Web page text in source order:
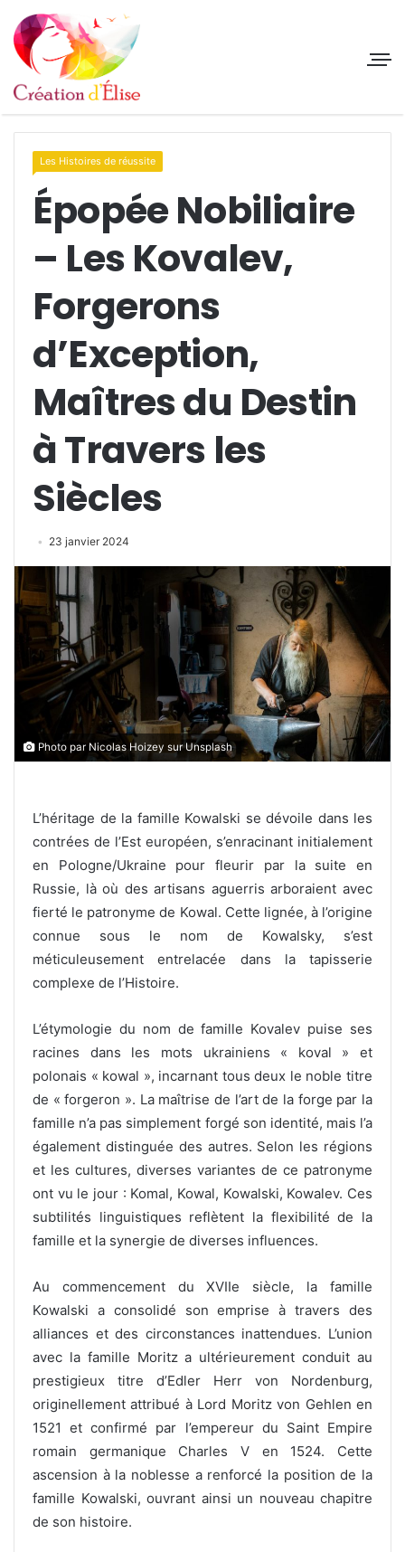
Les Histoires de réussite
Épopée Nobiliaire
– Les Kovalev,
Forgerons
d’Exception,
Maîtres du Destin
à Travers les
Siècles
23 janvier 2024
Photo par Nicolas Hoizey sur Unsplash
L’héritage de la famille Kowalski se dévoile dans les
contrées de l’Est européen, s’enracinant initialement
en Pologne/Ukraine pour fleurir par la suite en
Russie, là où des artisans aguerris arboraient avec
fierté le patronyme de Kowal. Cette lignée, à l’origine
connue sous le nom de Kowalsky, s’est
méticuleusement entrelacée dans la tapisserie
complexe de l’Histoire.
L’étymologie du nom de famille Kovalev puise ses
racines dans les mots ukrainiens « koval » et
polonais « kowal », incarnant tous deux le noble titre
de « forgeron ». La maîtrise de l’art de la forge par la
famille n’a pas simplement forgé son identité, mais l’a
également distinguée des autres. Selon les régions
et les cultures, diverses variantes de ce patronyme
ont vu le jour : Komal, Kowal, Kowalski, Kowalev. Ces
subtilités linguistiques reflètent la flexibilité de la
famille et la synergie de diverses influences.
Au commencement du XVIIe siècle, la famille
Kowalski a consolidé son emprise à travers des
alliances et des circonstances inattendues. L’union
avec la famille Moritz a ultérieurement conduit au
prestigieux titre d’Edler Herr von Nordenburg,
originellement attribué à Lord Moritz von Gehlen en
1521 et confirmé par l’empereur du Saint Empire
romain germanique Charles V en 1524. Cette
ascension à la noblesse a renforcé la position de la
famille Kowalski, ouvrant ainsi un nouveau chapitre
de son histoire.